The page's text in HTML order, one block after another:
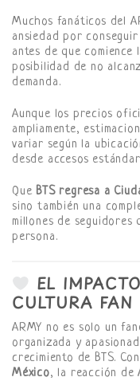
Muchos fanáticos del
ansiedad por
antes de que
posibilidad de no
demanda.
Aunque los precios
ampliamente,
variar según la
desde accesos
Que BTS regresa a
sino también una
millones de seguidores
persona.
EL
CULTURA FAN
ARMY no es solo un
organizada y
crecimiento de BTS.
México, la reacción de